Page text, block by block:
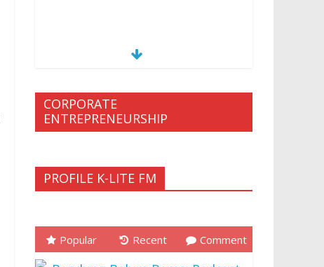
CORPORATE
ENTREPRENEURSHIP
PROFILE K-LITE FM
Popular Recent Comment